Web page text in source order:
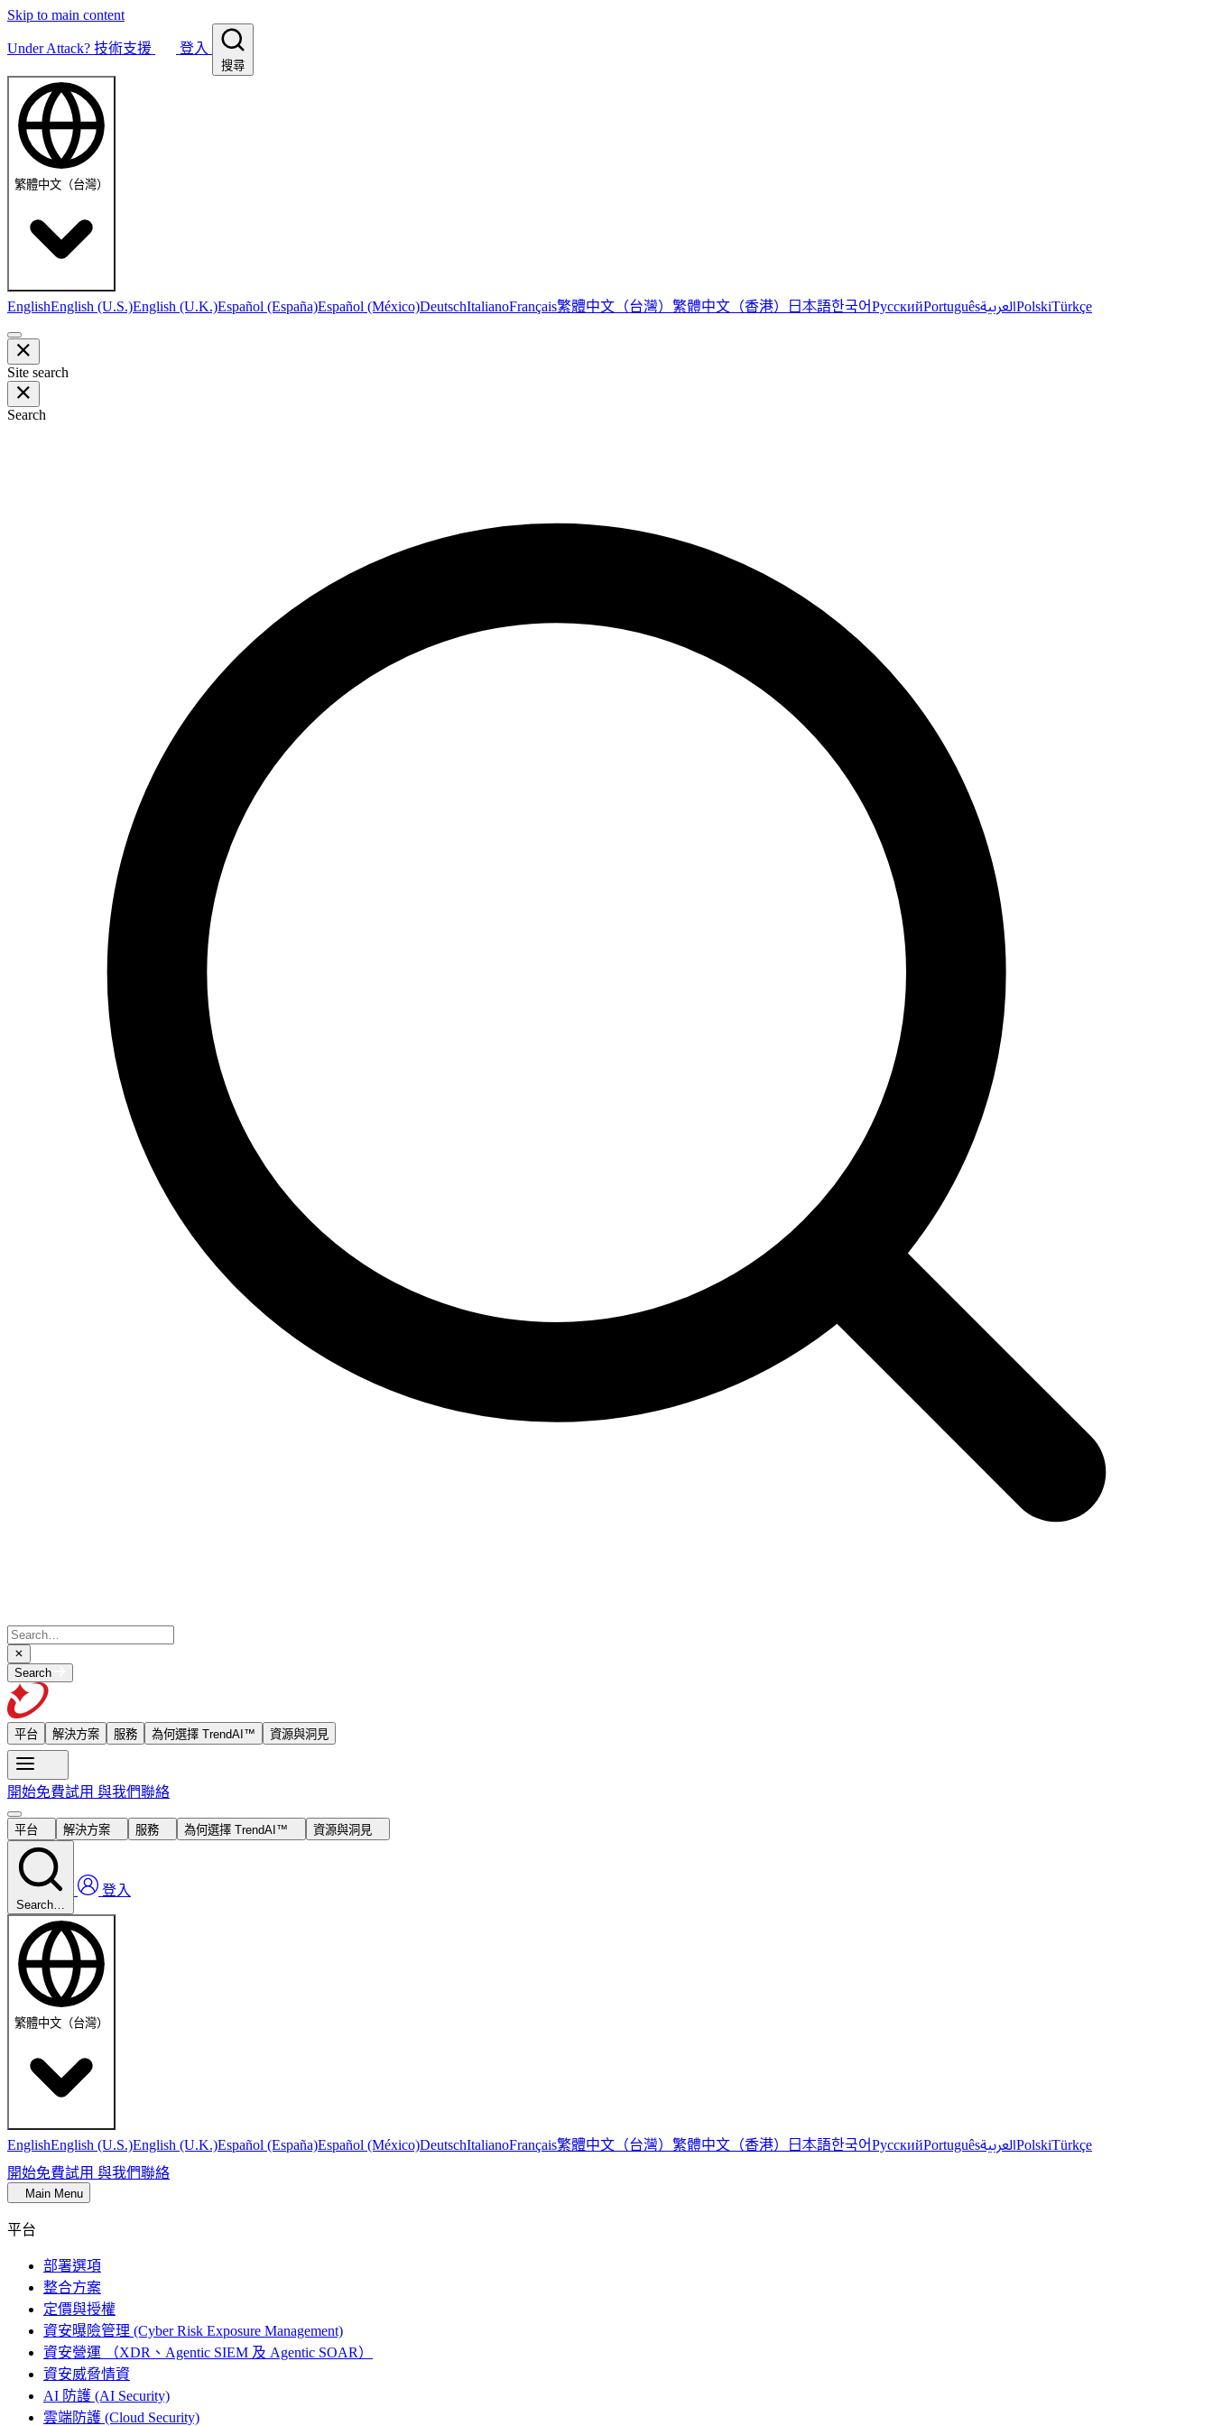
Skip to main content
Under Attack? 技術支援 登入
搜尋
繁體中文（台灣）
EnglishEnglish (U.S.)English (U.K.)Español (España)Español (México)DeutschItalianoFrançais繁體中文（台灣） 繁體中文（香港） 日本語한국어РусскийPortuguêsالعربيةPolskiTürkçe
Site search
Search
Search
平台 解決方案 服務 為何選擇 TrendAI™ 資源與洞見
開始免費試用 與我們聯絡
平台 解決方案 服務 為何選擇 TrendAI™ 資源與洞見
Search…
登入
繁體中文（台灣）
EnglishEnglish (U.S.)English (U.K.)Español (España)Español (México)DeutschItalianoFrançais繁體中文（台灣） 繁體中文（香港） 日本語한국어РусскийPortuguêsالعربيةPolskiTürkçe
開始免費試用 與我們聯絡
Main Menu
平台
部署選項
整合方案
定價與授權
資安曝險管理 (Cyber Risk Exposure Management)
資安營運 （XDR、Agentic SIEM 及 Agentic SOAR）
資安威脅情資
AI 防護 (AI Security)
雲端防護 (Cloud Security)